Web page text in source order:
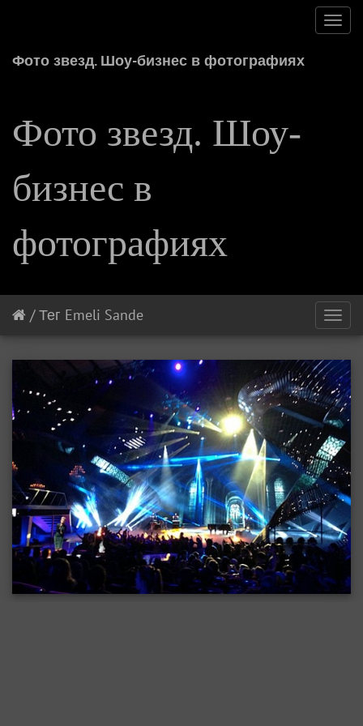
Фото звезд. Шоу-бизнес в фотографиях
Фото звезд. Шоу-
бизнес в
фотографиях
/Тег Emeli Sande